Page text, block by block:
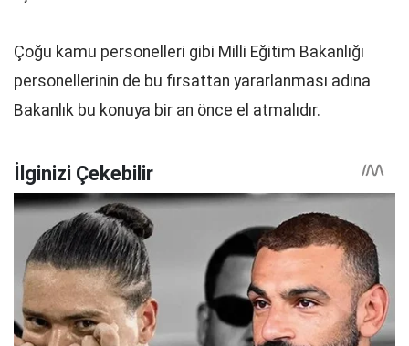
Çoğu kamu personelleri gibi Milli Eğitim Bakanlığı
personellerinin de bu fırsattan yararlanması adına
Bakanlık bu konuya bir an önce el atmalıdır.